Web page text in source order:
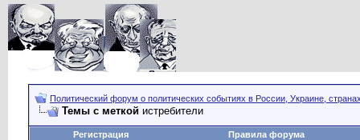
Политический форум о политических событиях в России, Украине,
Темы с меткой истребители
Регистрация Правила форума